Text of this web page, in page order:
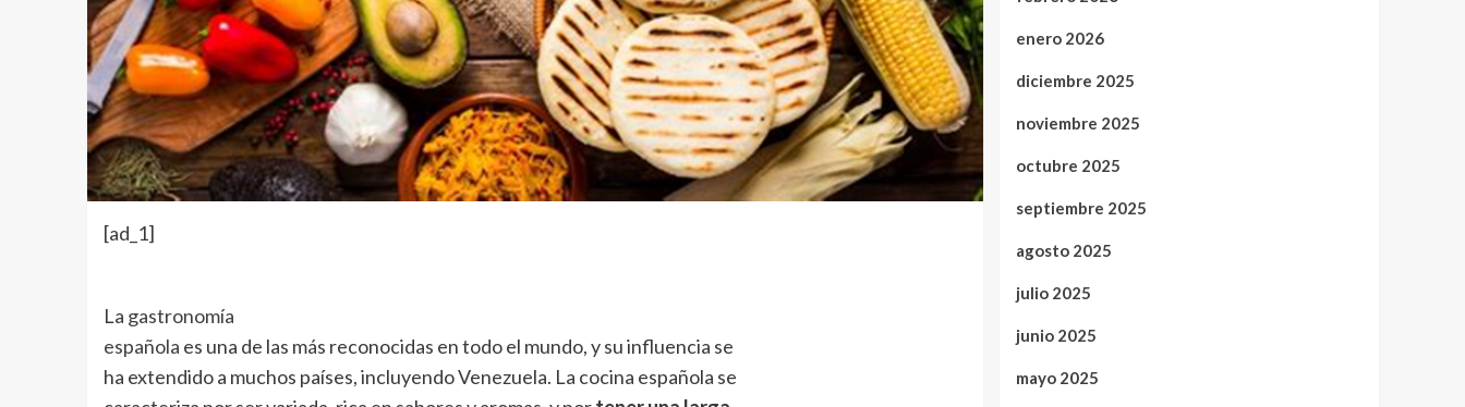
[ad_1]
La gastronomía
española es una de las más reconocidas en todo el mundo, y su influencia se
ha extendido a muchos países, incluyendo Venezuela. La cocina española se
enero 2026
diciembre 2025
noviembre 2025
octubre 2025
septiembre 2025
agosto 2025
julio 2025
junio 2025
mayo 2025